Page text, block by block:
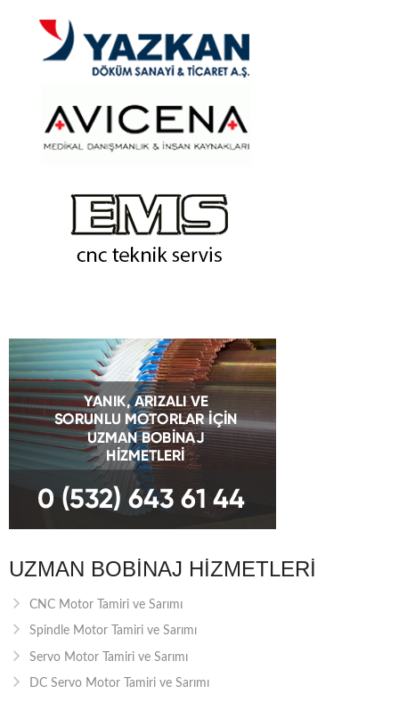
UZMAN BOBINAJ HIZMETLERI
CNC Motor Tamiri ve Sarımı
Spindle Motor Tamiri ve Sarımı
Servo Motor Tamiri ve Sarımı
DC Servo Motor Tamiri ve Sarımı